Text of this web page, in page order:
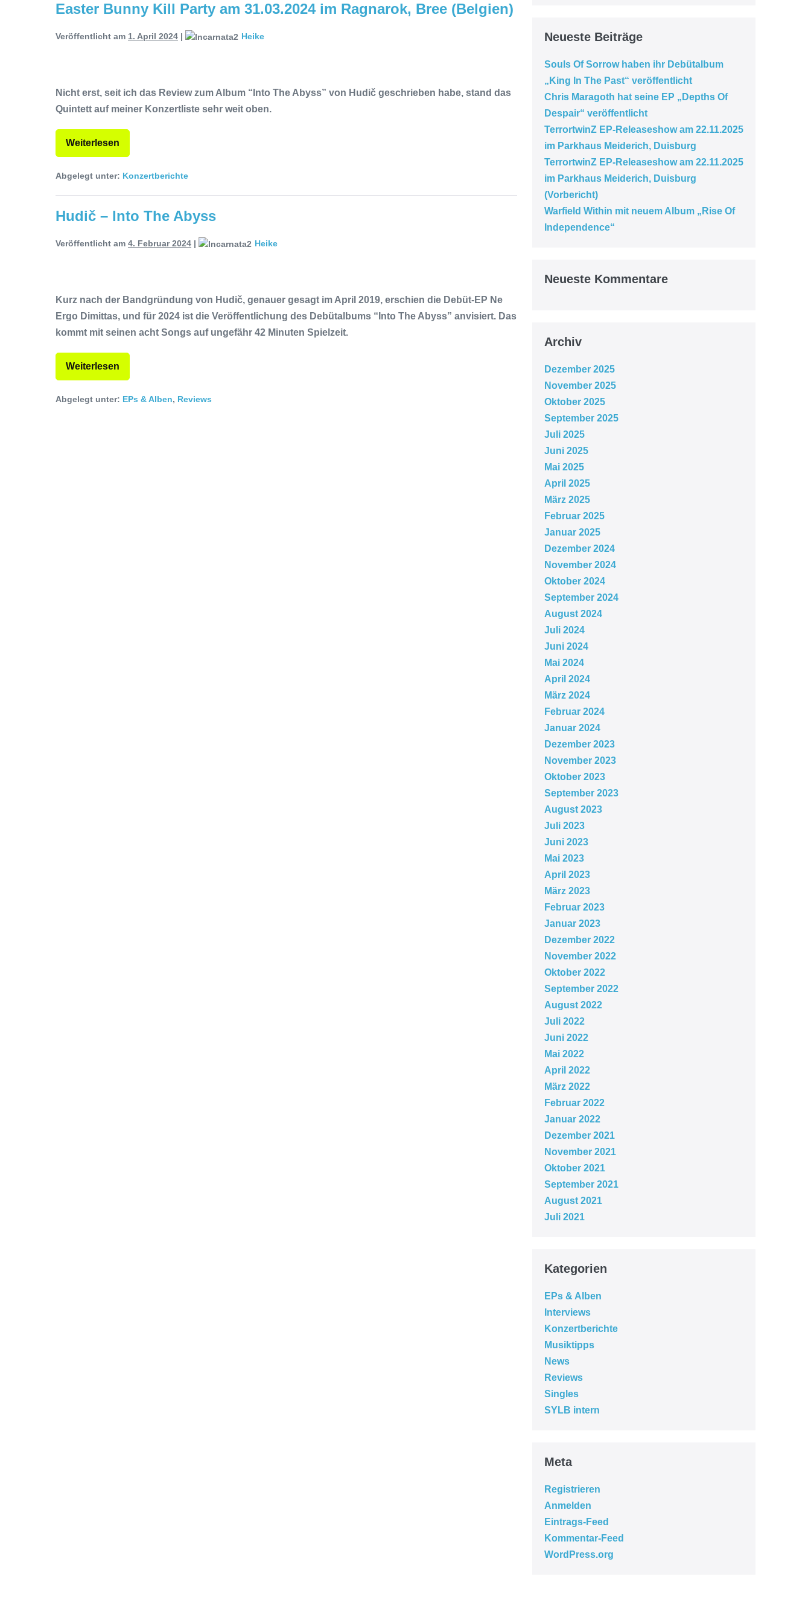
Easter Bunny Kill Party am 31.03.2024 im Ragnarok, Bree (Belgien)
Veröffentlicht am 1. April 2024 | Heike
Nicht erst, seit ich das Review zum Album “Into The Abyss” von Hudič geschrieben habe, stand das
Quintett auf meiner Konzertliste sehr weit oben.
Weiterlesen
Abgelegt unter: Konzertberichte
Hudič – Into The Abyss
Veröffentlicht am 4. Februar 2024 | Heike
Kurz nach der Bandgründung von Hudič, genauer gesagt im April 2019, erschien die Debüt-EP Ne
Ergo Dimittas, und für 2024 ist die Veröffentlichung des Debütalbums “Into The Abyss” anvisiert. Das
kommt mit seinen acht Songs auf ungefähr 42 Minuten Spielzeit.
Weiterlesen
Abgelegt unter: EPs & Alben, Reviews
Neueste Beiträge
Souls Of Sorrow haben ihr Debütalbum
„King In The Past“ veröffentlicht
Chris Maragoth hat seine EP „Depths Of
Despair“ veröffentlicht
TerrortwinZ EP-Releaseshow am 22.11.2025
im Parkhaus Meiderich, Duisburg
TerrortwinZ EP-Releaseshow am 22.11.2025
im Parkhaus Meiderich, Duisburg
(Vorbericht)
Warfield Within mit neuem Album „Rise Of
Independence“
Neueste Kommentare
Archiv
Dezember 2025
November 2025
Oktober 2025
September 2025
Juli 2025
Juni 2025
Mai 2025
April 2025
März 2025
Februar 2025
Januar 2025
Dezember 2024
November 2024
Oktober 2024
September 2024
August 2024
Juli 2024
Juni 2024
Mai 2024
April 2024
März 2024
Februar 2024
Januar 2024
Dezember 2023
November 2023
Oktober 2023
September 2023
August 2023
Juli 2023
Juni 2023
Mai 2023
April 2023
März 2023
Februar 2023
Januar 2023
Dezember 2022
November 2022
Oktober 2022
September 2022
August 2022
Juli 2022
Juni 2022
Mai 2022
April 2022
März 2022
Februar 2022
Januar 2022
Dezember 2021
November 2021
Oktober 2021
September 2021
August 2021
Juli 2021
Kategorien
EPs & Alben
Interviews
Konzertberichte
Musiktipps
News
Reviews
Singles
SYLB intern
Meta
Registrieren
Anmelden
Eintrags-Feed
Kommentar-Feed
WordPress.org